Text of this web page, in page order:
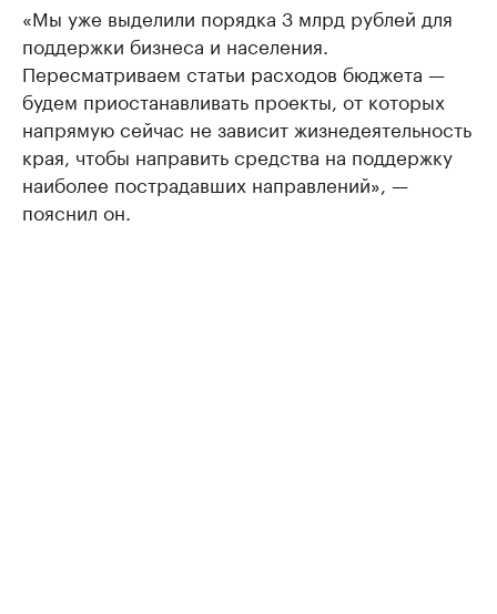
«Мы уже выделили порядка 3 млрд рублей для
поддержки бизнеса и населения.
Пересматриваем статьи расходов бюджета —
будем приостанавливать проекты, от которых
напрямую сейчас не зависит жизнедеятельность
края, чтобы направить средства на поддержку
наиболее пострадавших направлений», —
пояснил он.